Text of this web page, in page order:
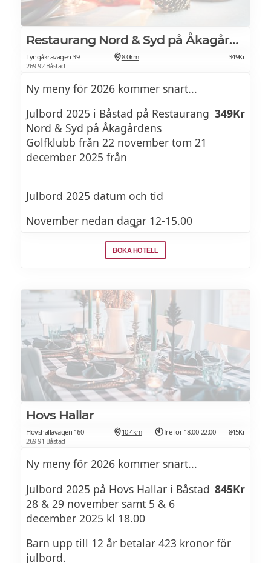
Restaurang Nord & Syd på Åkagårdens Golfklubb
Lyngåkravägen 39
269 92 Båstad
8.0km 349Kr
Ny meny för 2026 kommer snart...
Julbord 2025 i Båstad på Restaurang
Nord & Syd på Åkagårdens
Golfklubb från 22 november tom 21
december 2025 från
349Kr
Julbord 2025 datum och tid
November nedan dagar 12-15.00
Lördag 22:e lunch och middag 18 – 21.00
Fredag 28:e
Lördag 29:e lunch och middag 18-21.00
Söndag 30:e
Pris: lunch julbord 349 kr, middag julbord
395 kr
December Alla dagar 12-15.00
Lördag 6:e lunch och middag 18-21.00
BOKA HOTELL
Hovs Hallar
Hovshallavägen 160
269 91 Båstad
10.4km fre-lör 18:00-22:00 845Kr
Ny meny för 2026 kommer snart...
Julbord 2025 på Hovs Hallar i Båstad
28 & 29 november samt 5 & 6
december 2025 kl 18.00
845Kr
Barn upp till 12 år betalar 423 kronor för
julbord.